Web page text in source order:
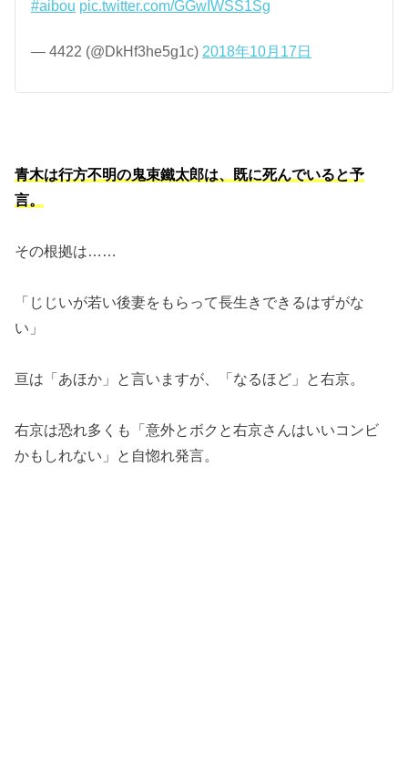
#aibou pic.twitter.com/GGwIWSS1Sg
— 4422 (@DkHf3he5g1c) 2018年10月17日
青木は行方不明の鬼束鐵太郎は、既に死んでいると予
言。
その根拠は……
「じじいが若い後妻をもらって長生きできるはずがな
い」
亘は「あほか」と言いますが、「なるほど」と右京。
右京は恐れ多くも「意外とボクと右京さんはいいコンビ
かもしれない」と自惚れ発言。